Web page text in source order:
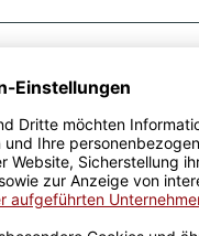
Lackierer